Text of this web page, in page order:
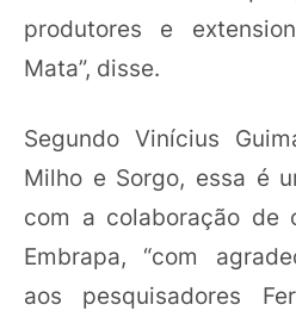
produtores e
Mata”, disse.
Segundo Vinícius
Milho e Sorgo, essa é
com a colaboração de
Embrapa, “com
aos pesquisadores